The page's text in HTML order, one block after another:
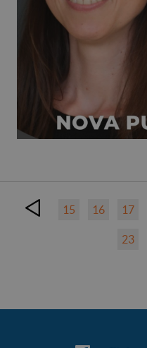
15 16 17
23